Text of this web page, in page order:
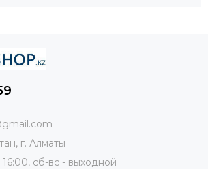
г. Алматы
сб-вс - выходной